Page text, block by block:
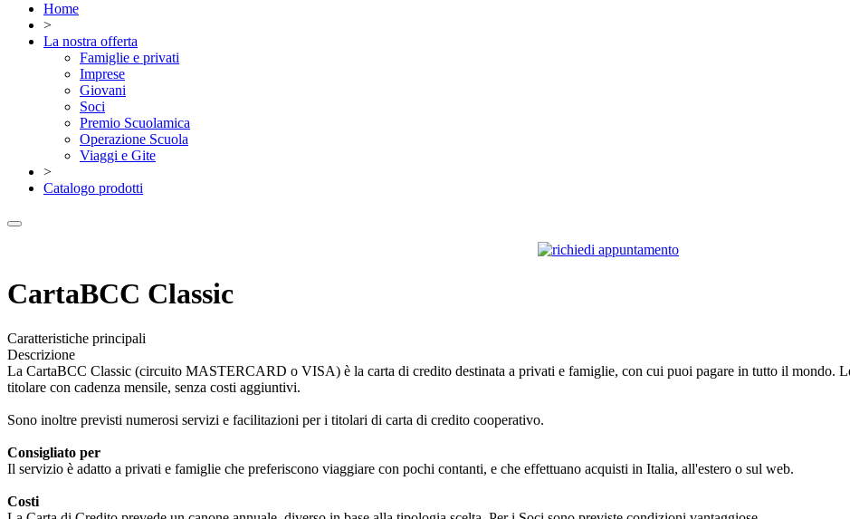
Home
>
La nostra offerta
Famiglie e privati
Imprese
Giovani
Soci
Premio Scuolamica
Operazione Scuola
Viaggi e Gite
>
Catalogo prodotti
CartaBCC Classic
Caratteristiche principali
Descrizione
La CartaBCC Classic (circuito MASTERCARD o VISA) è la carta di credito destinata a privati e famiglie, con cui puoi pagare in tutto il mondo.
titolare con cadenza mensile, senza costi aggiuntivi.
Sono inoltre previsti numerosi servizi e facilitazioni per i titolari di carta di credito cooperativo.
Consigliato per
Il servizio è adatto a privati e famiglie che preferiscono viaggiare con pochi contanti, e che effettuano acquisti in Italia, all'estero o sul web.
Costi